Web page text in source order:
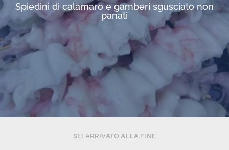
Spiedini di calamaro e gamberi sgusciato non
panati
SEI ARRIVATO ALLA FINE